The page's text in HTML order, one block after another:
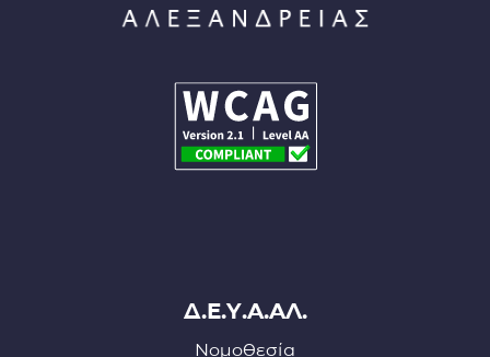
Δ.Ε.Υ.Α.ΑΛ.
Νομοθεσία